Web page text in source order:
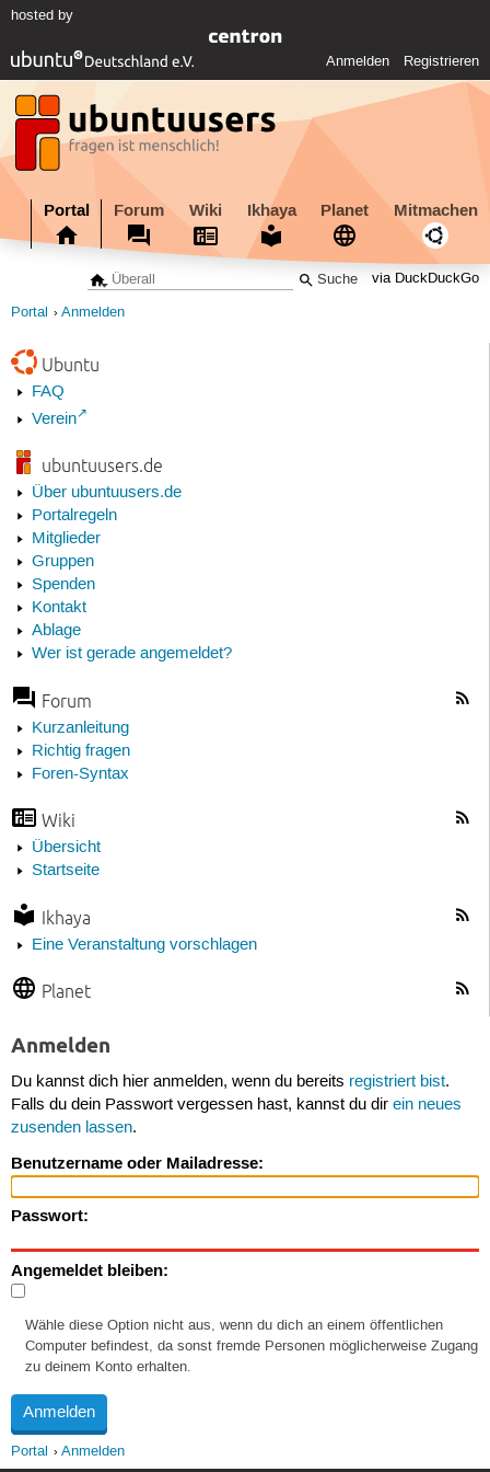
hosted by
Anmelden Registrieren
Portal Forum Wiki Ikhaya Planet Mitmachen
via DuckDuckGo
Portal Anmelden
Ubuntu
FAQ
Verein
ubuntuusers.de
Über ubuntuusers.de
Portalregeln
Mitglieder
Gruppen
Spenden
Kontakt
Ablage
Wer ist gerade angemeldet?
Forum
Kurzanleitung
Richtig fragen
Foren-Syntax
Wiki
Übersicht
Startseite
Ikhaya
Eine Veranstaltung vorschlagen
Planet
Anmelden
Du kannst dich hier anmelden, wenn du bereits registriert bist.
Falls du dein Passwort vergessen hast, kannst du dir ein neues
zusenden lassen.
Benutzername oder Mailadresse:
Passwort:
Angemeldet bleiben:
Wähle diese Option nicht aus, wenn du dich an einem öffentlichen
Computer befindest, da sonst fremde Personen möglicherweise Zugang
zu deinem Konto erhalten.
Portal Anmelden